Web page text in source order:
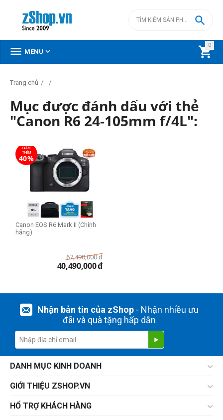
0


 MENU 
Trang chủ / /
Mục được đánh dấu với thẻ
"Canon R6 24-105mm f/4L":
GIẢM
THÊM
40%
Canon EOS R6 Mark II (Chính
hãng)
67,490,000 đ
40,490,000đ
Nhận bản tin của zShop- Nhận nhiều ưu
đãi và quà tặng hấp dẫn
DANH MỤC KINH DOANH
GIỚI THIỆU ZSHOP.VN
HỔ TRỢ KHÁCH HÀNG